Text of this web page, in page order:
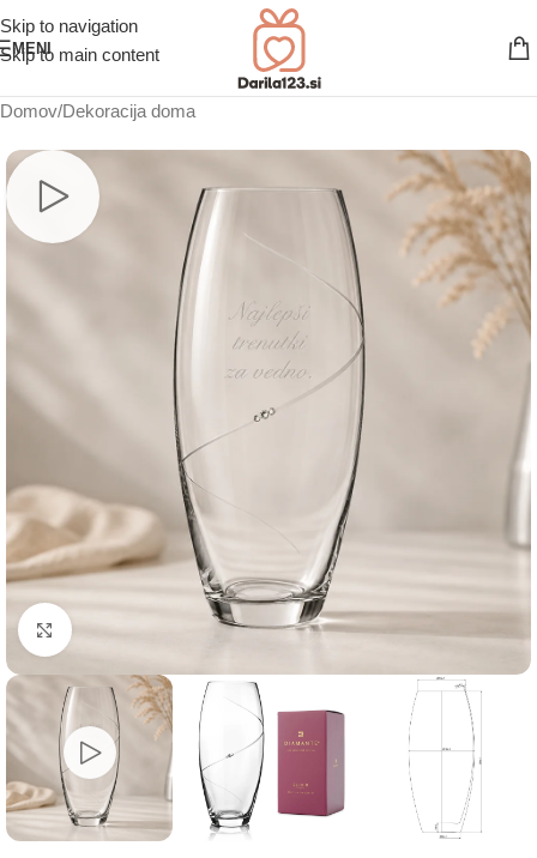
Skip to navigation
Skip to main content
MENI
Domov/Dekoracija doma
Click to enlarge